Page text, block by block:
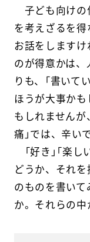
子ども向けの
を考えざるを
お話をします
のが得意かは、
りも、「書いて
ほうが大事か
もしれませんが
痛」では、辛い
「好き」「楽
どうか、それ
のものを書い
か。それらの中